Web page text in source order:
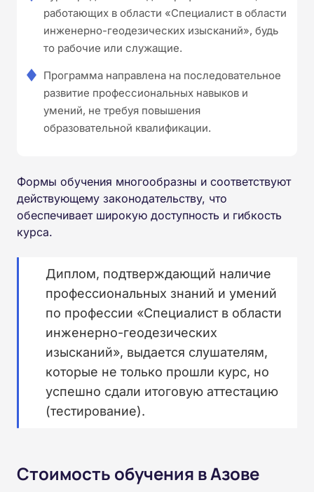
работающих в области «Специалист в области
инженерно-геодезических изысканий», будь
то рабочие или служащие.
Программа направлена на последовательное
развитие профессиональных навыков и
умений, не требуя повышения
образовательной квалификации.
Формы обучения многообразны и соответствуют
действующему законодательству, что
обеспечивает широкую доступность и гибкость
курса.
Диплом, подтверждающий наличие
профессиональных знаний и умений
по профессии «Специалист в области
инженерно-геодезических
изысканий», выдается слушателям,
которые не только прошли курс, но
успешно сдали итоговую аттестацию
(тестирование).
Стоимость обучения в Азове